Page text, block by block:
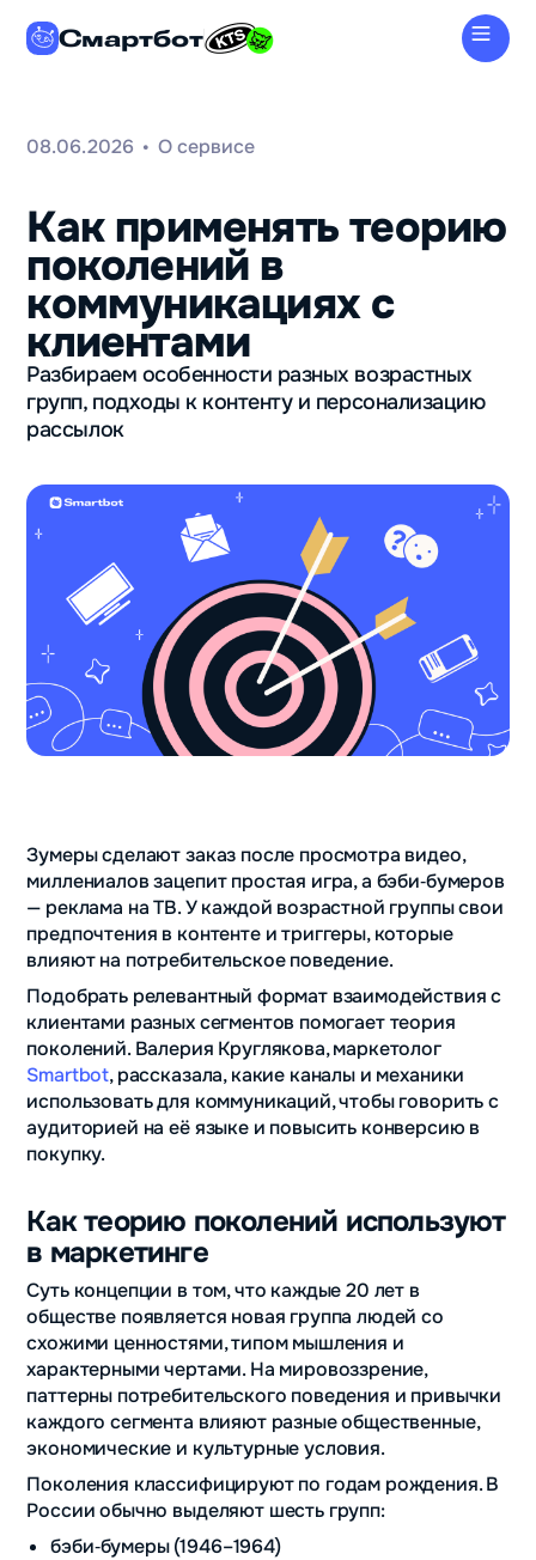
Смартбот
08.06.2026 • О сервисе
Как применять теорию
поколений в
коммуникациях с
клиентами
Разбираем особенности разных возрастных
групп, подходы к контенту и персонализацию
рассылок
Зумеры сделают заказ после просмотра видео,
миллениалов зацепит простая игра, а бэби‑бумеров
— реклама на ТВ. У каждой возрастной группы свои
предпочтения в контенте и триггеры, которые
влияют на потребительское поведение.
Подобрать релевантный формат взаимодействия с
клиентами разных сегментов помогает теория
поколений. Валерия Круглякова, маркетолог
Smartbot, рассказала, какие каналы и механики
использовать для коммуникаций, чтобы говорить с
аудиторией на её языке и повысить конверсию в
покупку.
Как теорию поколений используют
в маркетинге
Суть концепции в том, что каждые 20 лет в
обществе появляется новая группа людей со
схожими ценностями, типом мышления и
характерными чертами. На мировоззрение,
паттерны потребительского поведения и привычки
каждого сегмента влияют разные общественные,
экономические и культурные условия.
Поколения классифицируют по годам рождения. В
России обычно выделяют шесть групп:
бэби‑бумеры (1946–1964)